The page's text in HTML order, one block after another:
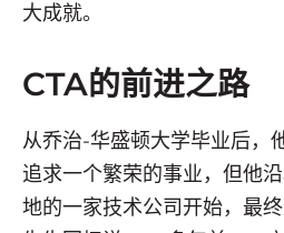
大成就。
CTA的前进之路
从乔治-华盛顿大学毕业后，
追求一个繁荣的事业，但他
地的一家技术公司开始，最